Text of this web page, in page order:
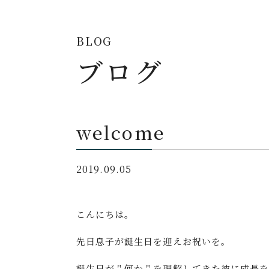
BLOG
ブログ
welcome
2019.09.05
こんにちは。
先日息子が誕生日を迎えお祝いを。